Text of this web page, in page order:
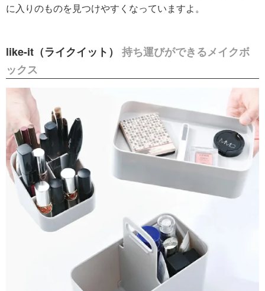
に入りのものを見つけやすくなっていますよ。
like-it（ライクイット） 持ち運びができるメイクボ
ックス